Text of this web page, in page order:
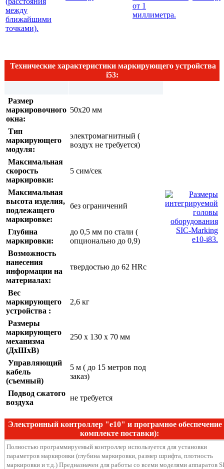
Технические характеристики маркирующего устройства
i53:
Размер
маркировочного
окна:
50х20 мм
Тип
маркирующего
модуля:
электромагнитный (
воздух не требуется)
Максимальная
скорость
маркировки:
5 сим/сек
Максимальная
высота изделия,
подлежащего
маркировке:
без ограничений
Глубина
маркировки:
до 0,5 мм по стали (
опционально до 0,9)
Возможность
нанесения
информации на
материалах:
твердостью до 62 HRc
Вес
маркирующего
устройства :
2,6 кг
Размеры
маркирующего
механизма
(ДхШхВ)
250 х 130 х 70 мм
Управляющий
кабель
(съемный)
5 м ( до 15 метров под
заказ)
Подвод сжатого
воздуха
не требуется
Электронный контроллер "e10" и програмное
комплекте поставки):
Полностью программируемый контроллер используется для установки
параметров маркировки (глубина маркировки, размер шрифта, плотность
маркировки и т.д.) Предназначен для работы со всеми моделями аппаратов